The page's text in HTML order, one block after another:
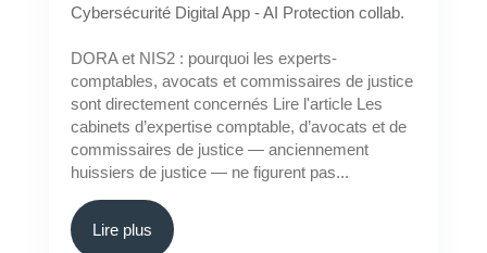
Cybersécurité Digital App - AI Protection collab.
DORA et NIS2 : pourquoi les experts-
comptables, avocats et commissaires de justice
sont directement concernés Lire l'article Les
cabinets d’expertise comptable, d’avocats et de
commissaires de justice — anciennement
huissiers de justice — ne figurent pas...
Lire plus